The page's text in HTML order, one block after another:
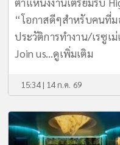
“โอกาสดีๆสำหรับคนที่
ประวัติการทำงาน/เรซูเม่
Join us...ดูเพิ่มเติม
15:34 | 14 ก.ค. 69